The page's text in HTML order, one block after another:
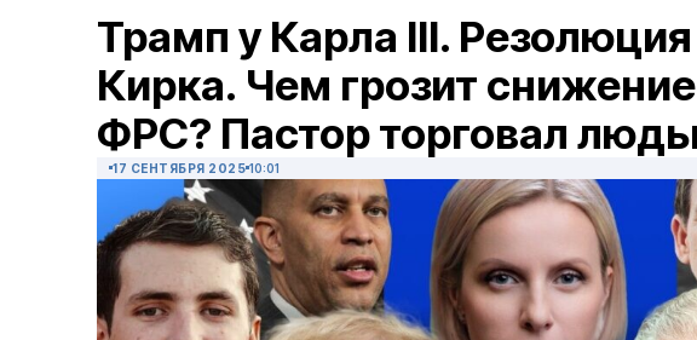
Трамп у Карла III. Резолюция
Кирка. Чем грозит
ФРС? Пастор торговал
17 СЕНТЯБРЯ 2025 10:01